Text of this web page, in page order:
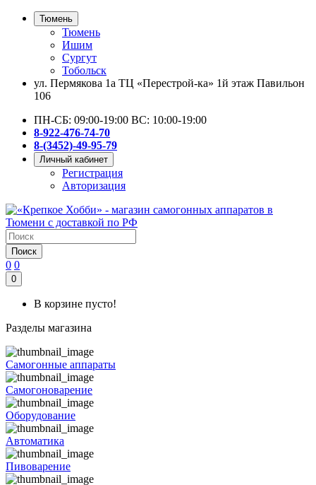
Тюмень
Тюмень
Ишим
Сургут
Тобольск
ул. Пермякова 1а ТЦ «Перестрой-ка» 1й этаж Павильон
106
ПН-СБ: 09:00-19:00 ВС: 10:00-19:00
8-922-476-74-70
8-(3452)-49-95-79
Личный кабинет
Регистрация
Авторизация
Поиск
0 0
0
В корзине пусто!
Разделы магазина
Самогонные аппараты
Самогоноварение
Оборудование
Автоматика
Пивоварение